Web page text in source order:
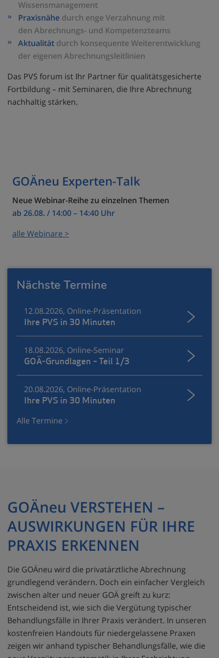
Wissensmanagement
Praxisnähe durch enge Verzahnung mit
den Abrechnungs- und Kompetenzteams
Aktualität durch konsequente Weiterentwicklung
der eigenen Abrechnungsleitlinien
Das PVS forum ist Ihr Partner für qualitätsgesicherte
Fortbildung – mit Seminaren, die Ihre Abrechnung
nachhaltig stärken.
GOÄneu Experten-Talk
Neue Webinar-Reihe zu einzelnen Themen
ab 26.08. / 14:00 – 14:40 Uhr
alle Webinare >
Nächste Termine
12.08.2026, Online-Präsentation
Ihre PVS in 30 Minuten
18.08.2026, Online-Seminar
GOÄ-Grundlagen – Teil 1/3
20.08.2026, Online-Präsentation
Ihre PVS in 30 Minuten
Alle Termine
GOÄneu VERSTEHEN –
AUSWIRKUNGEN FÜR IHRE
PRAXIS ERKENNEN
Die GOÄneu wird die privatärztliche Abrechnung
grundlegend verändern. Doch ein einfacher Vergleich
zwischen alter und neuer GOÄ greift zu kurz:
Entscheidend ist, wie sich die Vergütung typischer
Behandlungsfälle in Ihrer Praxis verändert. In unseren
kostenfreien Handouts für niedergelassene Praxen
zeigen wir anhand typischer Behandlungsfälle, wie die